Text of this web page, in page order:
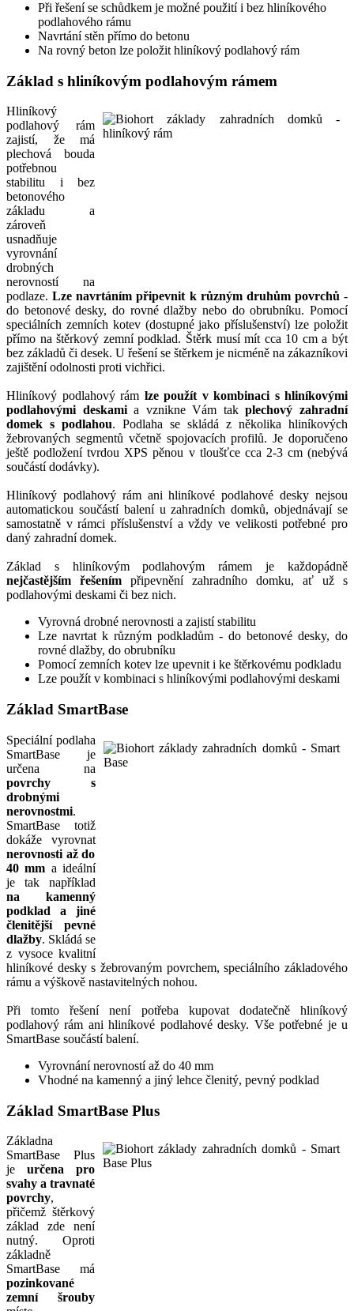
Při řešení se schůdkem je možné použití i bez hliníkového
podlahového rámu
Navrtání stěn přímo do betonu
Na rovný beton lze položit hliníkový podlahový rám
Základ s hliníkovým podlahovým rámem
Hliníkový
podlahový rám
zajistí, že má
plechová bouda
potřebnou
stabilitu i bez
betonového
základu a
zároveň
usnadňuje
vyrovnání
drobných
nerovností na
podlaze.Lze navrtáním připevnit k různým druhům povrchů-
do betonové desky, do rovné dlažby nebo do obrubníku. Pomocí
speciálních zemních kotev (dostupné jako příslušenství) lze položit
přímo na štěrkový zemní podklad. Štěrk musí mít cca 10 cm a být
bez základů či desek. U řešení se štěrkem je nicméně na zákazníkovi
zajištění odolnosti proti vichřici.
Hliníkový podlahový rám lze použít v kombinaci s hliníkovými
podlahovými deskamia vznikne Vám takplechový zahradní
domek s podlahou. Podlaha se skládá z několika hliníkových
žebrovaných segmentů včetně spojovacích profilů. Je doporučeno
ještě podložení tvrdou XPS pěnou v tloušťce cca 2-3 cm (nebývá
součástí dodávky).
Hliníkový podlahový rám ani hliníkové podlahové desky nejsou
automatickou součástí balení u zahradních domků, objednávají se
samostatně v rámci příslušenství a vždy ve velikosti potřebné pro
daný zahradní domek.
Základ s hliníkovým podlahovým rámem je každopádně
nejčastějším řešením připevnění zahradního domku, ať už s
podlahovými deskami či bez nich.
Vyrovná drobné nerovnosti a zajistí stabilitu
Lze navrtat k různým podkladům - do betonové desky, do
rovné dlažby, do obrubníku
Pomocí zemních kotev lze upevnit i ke štěrkovému podkladu
Lze použít v kombinaci s hliníkovými podlahovými deskami
Základ SmartBase
Speciální podlaha
SmartBase je
určena na
povrchy s
drobnými
nerovnostmi.
SmartBase totiž
dokáže vyrovnat
nerovnosti až do
40 mm a ideální
je tak například
na kamenný
podklad a jiné
členitější pevné
dlažby. Skládá se
z vysoce kvalitní
hliníkové desky s žebrovaným povrchem, speciálního základového
rámu a výškově nastavitelných nohou.
Při tomto řešení není potřeba kupovat dodatečně hliníkový
podlahový rám ani hliníkové podlahové desky. Vše potřebné je u
SmartBase součástí balení.
Vyrovnání nerovností až do 40 mm
Vhodné na kamenný a jiný lehce členitý, pevný podklad
Základ SmartBase Plus
Základna
SmartBase Plus
je určena pro
svahy a travnaté
povrchy,
přičemž štěrkový
základ zde není
nutný. Oproti
základně
SmartBase má
pozinkované
zemní šrouby